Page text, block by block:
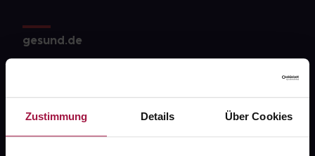
Zustimmung Details Über Cookies
gesund.de
Karriere
Newsletter